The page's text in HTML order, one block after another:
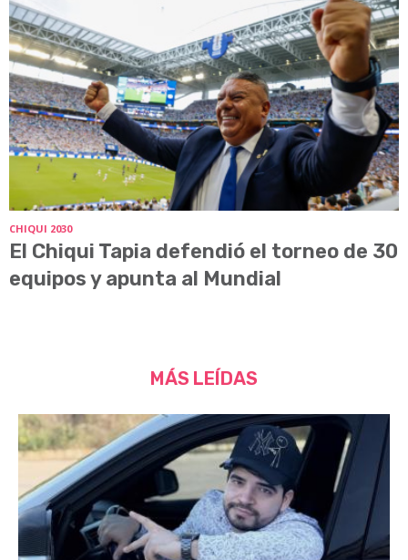
CHIQUI 2030
El Chiqui Tapia defendió el torneo de 30
equipos y apunta al Mundial
MÁS LEÍDAS